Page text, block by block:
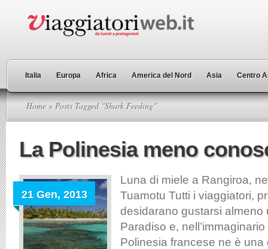
Italia Europa Africa America del Nord Asia Centro
Home » Posts Tagged "Shark Feeding"
La Polinesia meno
21 Gen, 2013
Luna di miele a Rangiroa,
Tuamotu Tutti i viaggiatori,
desidarano gustarsi almeno
Paradiso e,
Polinesia francese ne è una